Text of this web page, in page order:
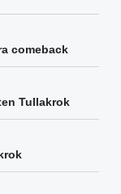
comeback
Tullakrok